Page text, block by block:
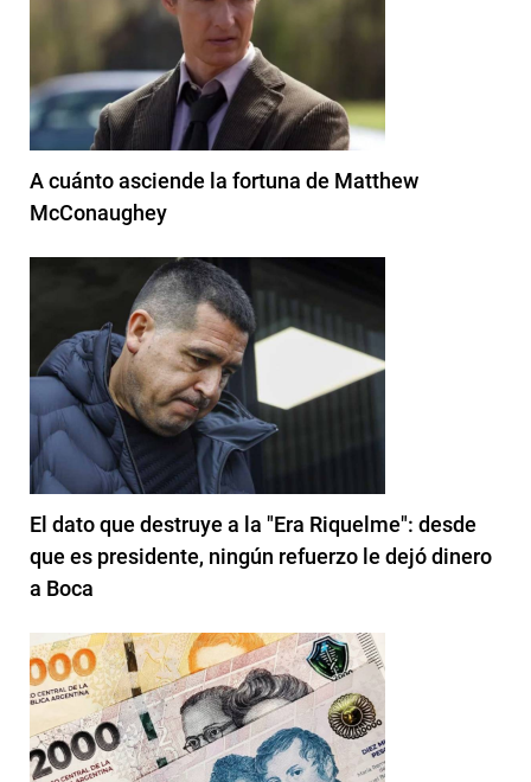
A cuánto asciende la fortuna de Matthew
McConaughey
El dato que destruye a la "Era Riquelme": desde
que es presidente, ningún refuerzo le dejó dinero
a Boca